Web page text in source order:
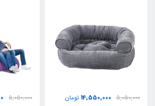
5,050,000
14,550,000 تومان
5,050,000